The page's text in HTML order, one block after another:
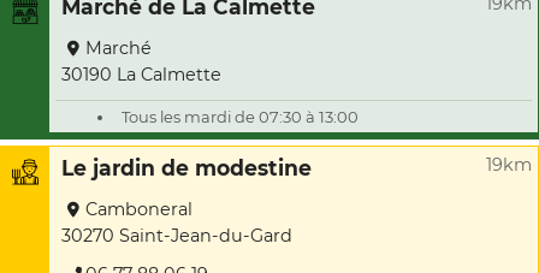
Marché de La Calmette
Marché
30190 La Calmette
Tous les mardi de 07:30 à 13:00
Le jardin de modestine 19km
Camboneral
30270 Saint-Jean-du-Gard